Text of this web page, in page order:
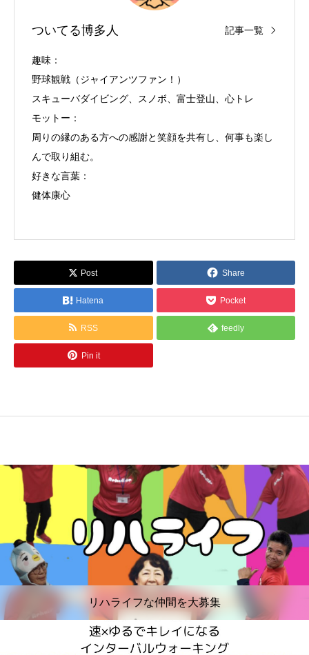
ついてる博多人 記事一覧
趣味：
野球観戦（ジャイアンツファン！）
スキューバダイビング、スノボ、富士登山、心トレ
モットー：
周りの縁のある方への感謝と笑顔を共有し、何事も楽し
んで取り組む。
好きな言葉：
健体康心
Post Share
Hatena Pocket
RSS feedly
Pin it
リハライフな仲間を大募集